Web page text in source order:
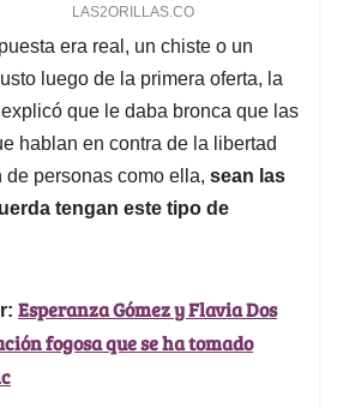
era real, un chiste o un
luego de la primera oferta, la
que le daba bronca que las
hablan en contra de la libertad
personas como ella, sean las
tengan este tipo de
Esperanza Gómez y Flavia Dos
fogosa que se ha tomado